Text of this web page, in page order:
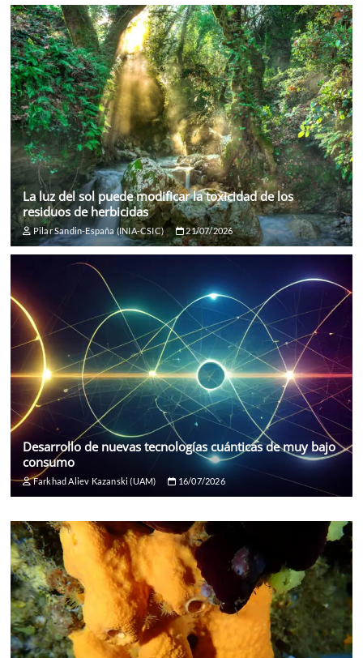
La luz del sol puede modificar la toxicidad de los
residuos de herbicidas
Pilar Sandin-España (INIA-CSIC) 21/07/2026
Desarrollo de nuevas tecnologías cuánticas de muy bajo
consumo
Farkhad Aliev Kazanski (UAM) 16/07/2026